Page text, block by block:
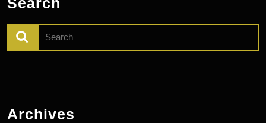
for:
Archives